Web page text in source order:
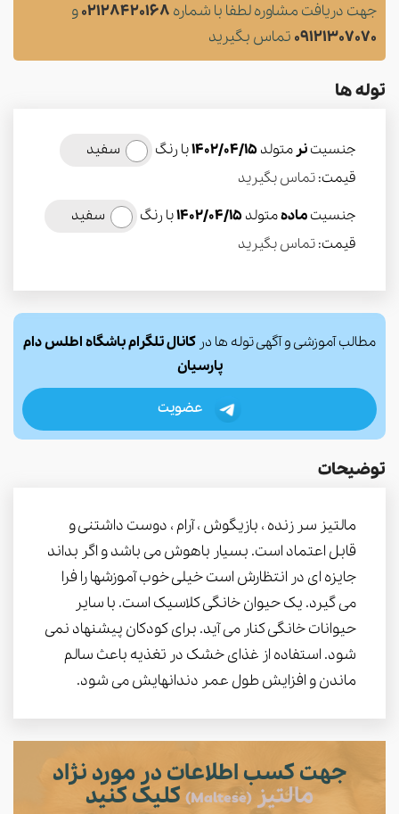
جهت دریافت مشاوره لطفا با شماره 02128420168و
09121307070 تماس بگیرید
توله ها
جنسیتنرمتولد1402/04/15با رنگ
سفید
قیمت:تماس بگیرید
جنسیتمادهمتولد1402/04/15با رنگ
سفید
قیمت:تماس بگیرید
مطالب آموزشی و آگهی توله ها در کانال تلگرام باشگاه اطلس دام
پارسیان
عضویت
توضیحات
مالتیز سر زنده ، بازیگوش ، آرام ، دوست داشتنی و
قابل اعتماد است. بسیار باهوش می باشد و اگر بداند
جایزه ای در انتظارش است خیلی خوب آموزشها را فرا
می گیرد. یک حیوان خانگی کلاسیک است. با سایر
حیوانات خانگی کنار می آید. برای کودکان پیشنهاد نمی
شود. استفاده از غذای خشک در تغذیه باعث سالم
ماندن و افزایش طول عمر دندانهایش می شود.
جهت کسب اطلاعات در مورد نژاد
مالتیز (Maltese) کلیک کنید